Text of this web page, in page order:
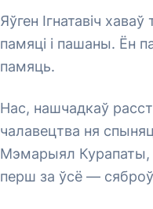
Яўген Ігнатавіч
памяці і пашаны. Ён
памяць.
Нас, нашчадкаў
чалавецтва ня
Мэмарыял Курапаты,
перш за ўсё —